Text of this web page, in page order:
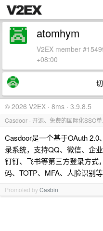
atomhym
V2EX member
+08:00
© 2026 V2EX · 8ms · 3.9.8.5
Casdoor - 开源、免费的国际化SSO
Casdoor是一个基于OAuth
录系统，支持QQ、微信、企
钉钉、飞书等第三方登录方式
码、TOTP、MFA、人脸识别等
Promoted byCasbin